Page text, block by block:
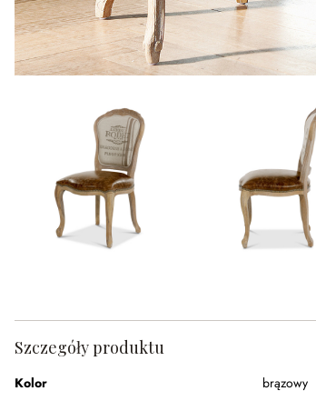
Szczegóły produktu
Kolor
brązowy